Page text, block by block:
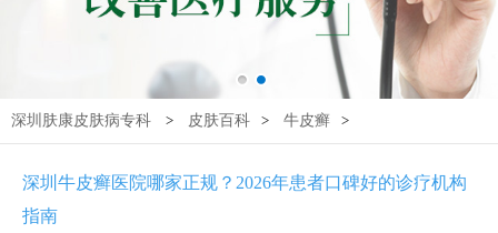
深圳肤康皮肤病专科 > 皮肤百科 > 牛皮癣 >
深圳牛皮癣医院哪家正规？2026年患者口碑好的诊疗机构
指南